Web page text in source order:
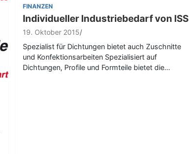
FINANZEN
Individueller Industriebedarf von ISS
19. Oktober 2015
Spezialist für Dichtungen bietet auch Zuschnitte
und Konfektionsarbeiten Spezialisiert auf
Dichtungen, Profile und Formteile bietet die…